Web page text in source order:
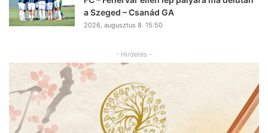
a Szeged – Csanád GA
2026, augusztus 8. 15:50
- Hirdetés -